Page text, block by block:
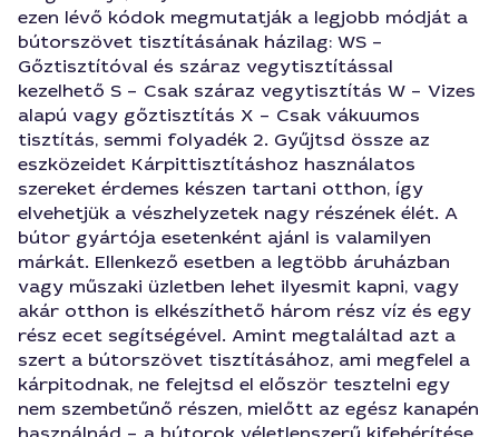
ezen lévő kódok megmutatják a legjobb módját a
bútorszövet tisztításának házilag: WS –
Gőztisztítóval és száraz vegytisztítással
kezelhető S – Csak száraz vegytisztítás W – Vizes
alapú vagy gőztisztítás X – Csak vákuumos
tisztítás, semmi folyadék 2. Gyűjtsd össze az
eszközeidet Kárpittisztításhoz használatos
szereket érdemes készen tartani otthon, így
elvehetjük a vészhelyzetek nagy részének élét. A
bútor gyártója esetenként ajánl is valamilyen
márkát. Ellenkező esetben a legtöbb áruházban
vagy műszaki üzletben lehet ilyesmit kapni, vagy
akár otthon is elkészíthető három rész víz és egy
rész ecet segítségével. Amint megtaláltad azt a
szert a bútorszövet tisztításához, ami megfelel a
kárpitodnak, ne felejtsd el először tesztelni egy
nem szembetűnő részen, mielőtt az egész kanapén